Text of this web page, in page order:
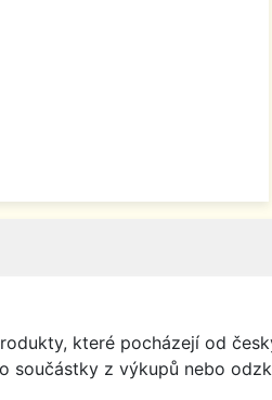
které pocházejí od
součástky z výkupů nebo